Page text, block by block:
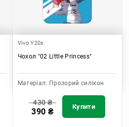
Vivo Y20s
Чохол "02 Little Princess"
Матеріал: Прозорий силікон
430₴
390 ₴ Купити